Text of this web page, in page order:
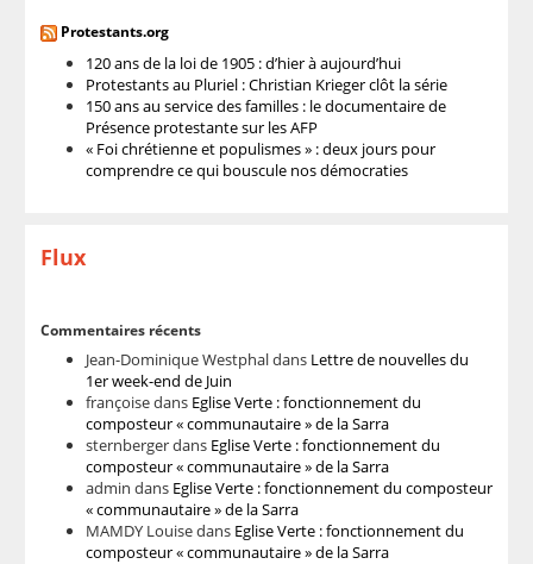
Protestants.org
120 ans de la loi de 1905 : d’hier à aujourd’hui
Protestants au Pluriel : Christian Krieger clôt la série
150 ans au service des familles : le documentaire de
Présence protestante sur les AFP
« Foi chrétienne et populismes » : deux jours pour
comprendre ce qui bouscule nos démocraties
Flux
Commentaires récents
Jean-Dominique Westphaldans Lettre de nouvelles du
1er week-end de Juin
françoisedans Eglise Verte : fonctionnement du
composteur « communautaire » de la Sarra
sternbergerdans Eglise Verte : fonctionnement du
composteur « communautaire » de la Sarra
admin dans Eglise Verte : fonctionnement du composteur
« communautaire » de la Sarra
MAMDY Louisedans Eglise Verte : fonctionnement du
composteur « communautaire » de la Sarra